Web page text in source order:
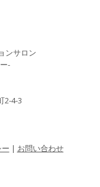
ンサロン
-
2-4-3
| お問い合わせ